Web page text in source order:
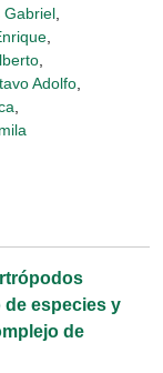
Gabriel
Adolfo
especies y
de